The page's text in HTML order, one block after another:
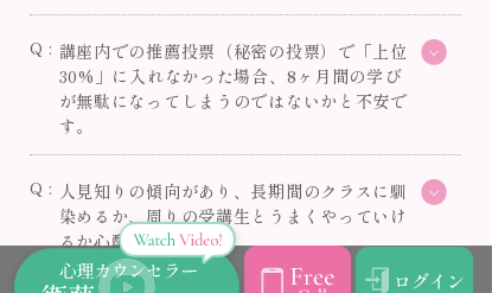
講座内での推薦投票（秘密の投票）で「上位
30%」に入れなかった場合、8ヶ月間の学び
が無駄になってしまうのではないかと不安で
す。
人見知りの傾向があり、長期間のクラスに馴
染めるか、周りの受講生とうまくやっていけ
るか心配です。